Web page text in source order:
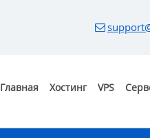
Главная Хостинг VPS